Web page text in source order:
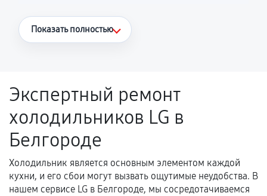
Что считается гарантийным случаем
Поломка установленной детали при
нормальной эксплуатации в течение
гарантийного срока.
Несоответствие комплектующей заявленным
техническим характеристикам.
Показать полностью
Экспертный ремонт
холодильников LG в
Белгороде
Холодильник является основным элементом каждой
кухни, и его сбои могут вызвать ощутимые неудобства. В
нашем сервисе LG в Белгороде, мы сосредотачиваемся